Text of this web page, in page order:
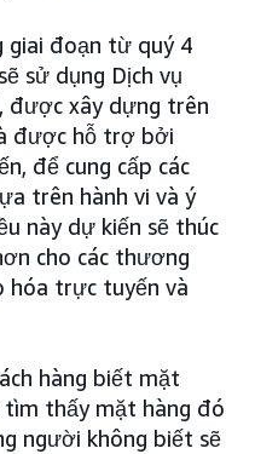
đoạn từ quý 4
sử dụng Dịch vụ
được xây dựng trên
được hỗ trợ bởi
để cung cấp các
trên hành vi và ý
này dự kiến sẽ thúc
cho các thương
hóa trực tuyến và
hàng biết mặt
tìm thấy mặt hàng đó
người không biết sẽ